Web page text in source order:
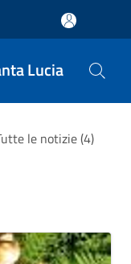
Lucia
le notizie (4)